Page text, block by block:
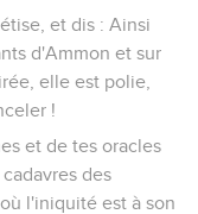
et dis : Ainsi
d'Ammon et sur
elle est polie,
!
et de tes oracles
des
l'iniquité est à son